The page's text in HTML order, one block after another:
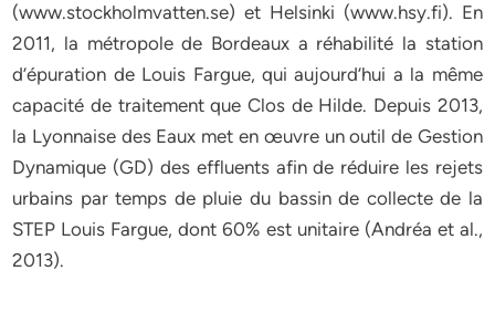
(www.stockholmvatten.se) et Helsinki (www.hsy.fi). En
2011, la métropole de Bordeaux a réhabilité la station
d’épuration de Louis Fargue, qui aujourd’hui a la même
capacité de traitement que Clos de Hilde. Depuis 2013,
la Lyonnaise des Eaux met en œuvre un outil de Gestion
Dynamique (GD) des effluents afin de réduire les rejets
urbains par temps de pluie du bassin de collecte de la
STEP Louis Fargue, dont 60% est unitaire (Andréa et al.,
2013).